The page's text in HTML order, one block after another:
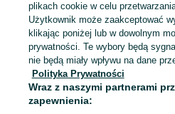
Mapa kategorii
Mapa miejscowości
Mapa ministron
Popularne wyszukiwania
plikach cookie w celu
Użytkownik może zaakceptować
klikając poniżej lub w dowolnym
prywatności. Te wybory będą
nie będą miały wpływu na dane
Polityka Prywatności
Wraz z naszymi partnerami
zapewnienia: